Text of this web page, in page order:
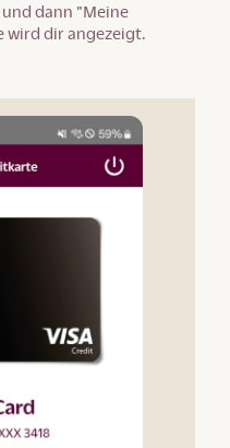
und dann "Meine
wird dir angezeigt.